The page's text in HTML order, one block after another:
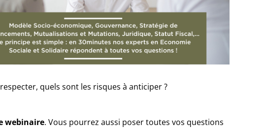
quels sont les risques à anticiper ?
webinaire. Vous pourrez aussi poser toutes vos questions